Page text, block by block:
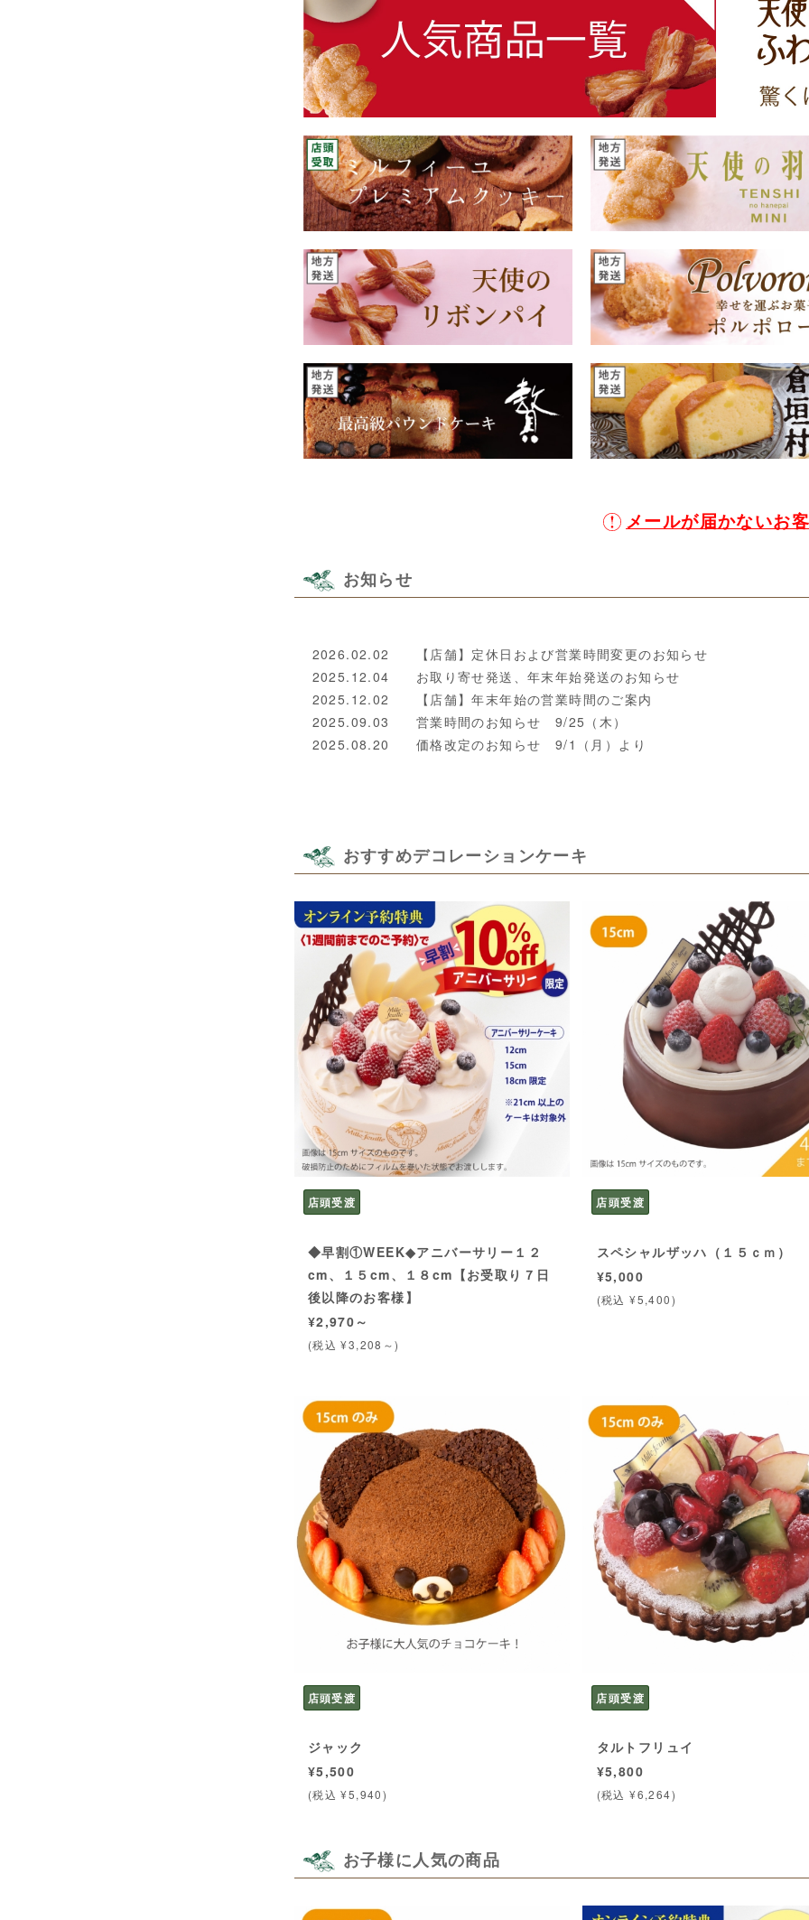
メールが届かないお
お知らせ
2026.02.02
【店舗】定休日および営業時間変更のお知らせ
2025.12.04
お取り寄せ発送、年末年始発送のお知らせ
2025.12.02
【店舗】年末年始の営業時間のご案内
2025.09.03
営業時間のお知らせ 9/25（木）
2025.08.20
価格改定のお知らせ 9/1（月）より
おすすめデコレーションケーキ
店頭受渡
◆早割①WEEK◆アニバーサリー１２
cm、１５cm、１８cm【お受取り７日
後以降のお客様】
¥2,970～
(税込 ¥3,208～)
店頭受渡
スペシャルザッハ（１５ｃｍ）
¥5,000
(税込 ¥5,400)
店頭受渡
ジャック
¥5,500
(税込 ¥5,940)
店頭受渡
タルトフリュイ
¥5,800
(税込 ¥6,264)
お子様に人気の商品